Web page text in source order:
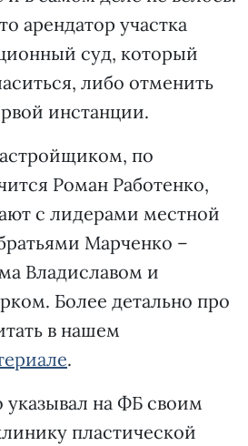
арендатор участка
суд, который
либо отменить
инстанции.
по
Роман Работенко,
с лидерами местной
Марченко –
Владиславом и
Более детально про
в нашем
.
указывал на ФБ своим
пластической